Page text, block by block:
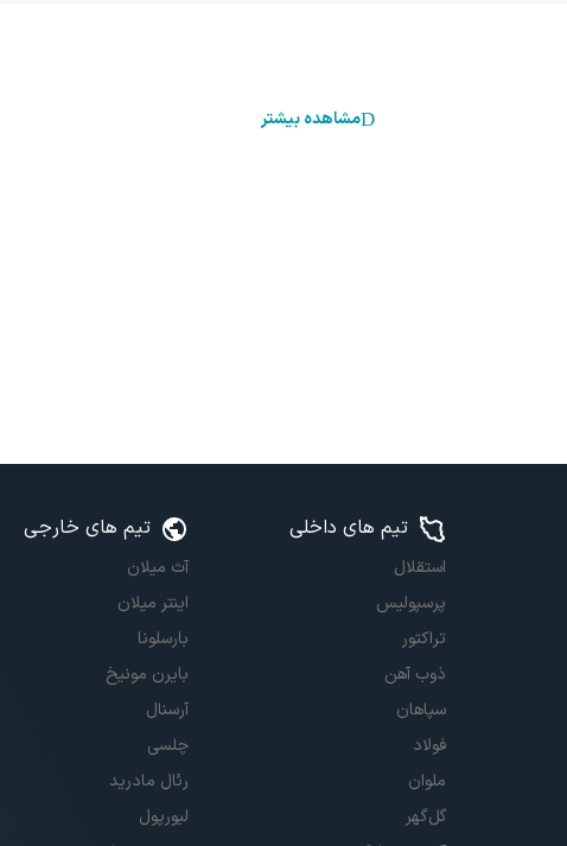
مشاهده بیشتر
تیم های داخلی
استقلال
پرسپولیس
تراکتور
ذوب آهن
سپاهان
فولاد
ملوان
گل‌گهر
تیم های خارجی
آث میلان
اینتر میلان
بارسلونا
بایرن مونیخ
آرسنال
چلسی
رئال مادرید
لیورپول